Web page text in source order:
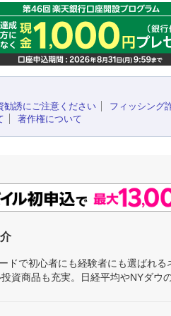
勧誘にご注意ください
フィッシング
著作権について
ドで初心者にも経験者にも選ばれ
資商品も充実。日経平均やNYダウ